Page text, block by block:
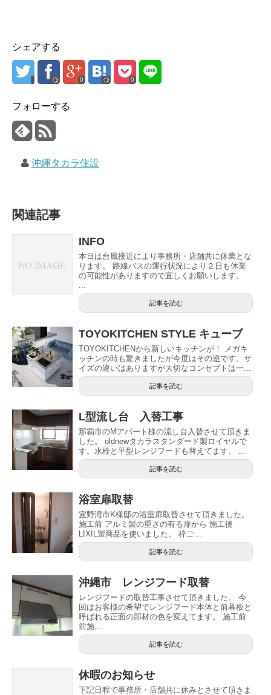
シェアする
0 0
フォローする
沖縄タカラ住設
関連記事
INFO
本日は台風接近により事務所・店舗共に休業とな
ります。 路線バスの運行状況により２日も休業
の可能性がありますので宜しくお願いします。
記事を読む
TOYOKITCHEN STYLE キューブ
TOYOKITCHENから新しいキッチンが！ メガキ
ッチンの時も驚きましたが今度はその逆です。サ
イズの違いはありますが大切なコンセプトは一...
記事を読む
L型流し台 入替工事
那覇市のMアパート様の流し台入替させて頂きま
した。 oldnewタカラスタンダード製ロイヤルで
す。水栓と平型レンジフードも替えてます。 ...
記事を読む
浴室扉取替
宜野湾市K様邸の浴室扉取替させて頂きました。
施工前 アルミ製の重さの有る扉から 施工後
LIXIL製商品を使いました。 枠ご...
記事を読む
沖縄市 レンジフード取替
レンジフードの取替工事させて頂きました。 今
回はお客様の希望でレンジフード本体と前幕板と
呼ばれる正面の部材の色を変えてます。 施工前
前施...
記事を読む
休暇のお知らせ
下記日程で事務所・店舗共に休みとさせて頂きま